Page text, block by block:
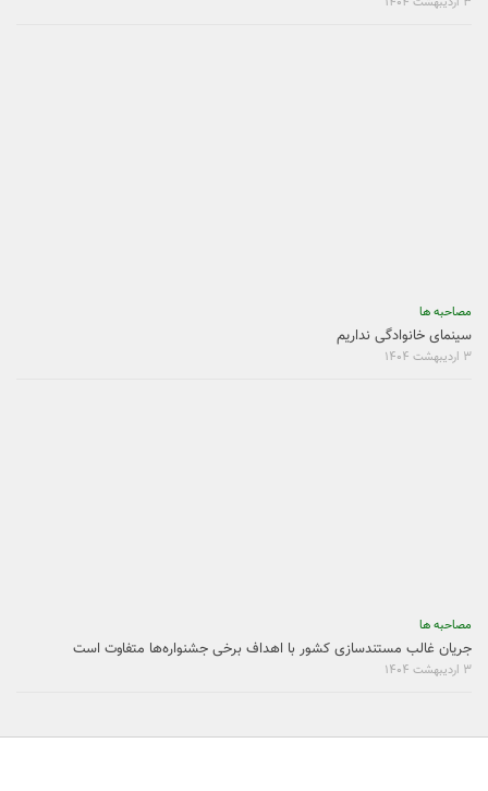
مصاحبه ها
سینمای خانوادگی نداریم
۳ اردیبهشت ۱۴۰۴
مصاحبه ها
جریان غالب مستندسازی کشور با اهداف برخی جشنواره‌ها متفاوت است
۳ اردیبهشت ۱۴۰۴